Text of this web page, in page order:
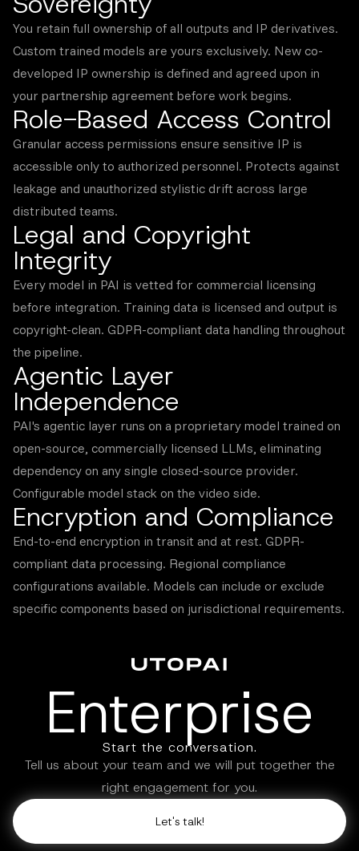
You retain full ownership of all outputs and IP derivatives.
Custom trained models are yours exclusively. New co-
developed IP ownership is defined and agreed upon in
your partnership agreement before work begins.
Role-Based Access Control
Granular access permissions ensure sensitive IP is
accessible only to authorized personnel. Protects against
leakage and unauthorized stylistic drift across large
distributed teams.
Legal and Copyright
Integrity
Every model in PAI is vetted for commercial licensing
before integration. Training data is licensed and output is
copyright-clean. GDPR-compliant data handling throughout
the pipeline.
Agentic Layer
Independence
PAI's agentic layer runs on a proprietary model trained on
open-source, commercially licensed LLMs, eliminating
dependency on any single closed-source provider.
Configurable model stack on the video side.
Encryption and Compliance
End-to-end encryption in transit and at rest. GDPR-
compliant data processing. Regional compliance
configurations available. Models can include or exclude
specific components based on jurisdictional requirements.
Enterprise
Start the conversation.
Tell us about your team and we will put together the
right engagement for you.
Let's talk!